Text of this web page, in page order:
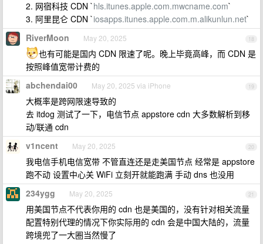
2. 网宿科技 CDN `hls.itunes.apple.com.mwcname.com`
3. 阿里昆仑 CDN `iosapps.itunes.apple.com.m.alikunlun.net`
18
RiverMoon May 20, 2025
也有可能是国内 CDN 限速了呢。晚上毕竟高峰，而 CDN 是
按照峰值宽带计费的
19
abchendai00 May 20, 2025 via iPhone
大概率是跨网限速导致的
去 itdog 测试了一下，电信节点 appstore cdn 大多数解析到移
动/联通 cdn
20
v1ncent May 20, 2025
我电信手机电信宽带 不管直连还是走美国节点 经常是 appstore
跑不动 设置中心关 WiFi 立刻开就能跑满 手动 dns 也没用
21
234ygg May 20, 2025
用美国节点不代表你用的 cdn 也是美国的，没有针对相关流量
配置特别代理的情况下你实际用的 cdn 会是中国大陆的，流量
跨境兜了一大圈当然慢了